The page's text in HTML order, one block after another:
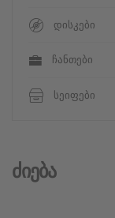
დისკები
ჩანთები
სეიფები
Ძიება